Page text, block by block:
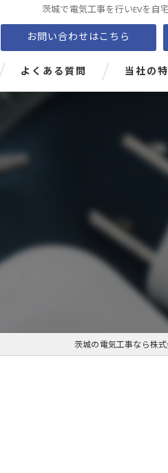
茨城で電気工事を行いEVを自
お問い合わせはこちら
よくある質問 当社の
PHEV
電気自動車
茨城の電気工事なら株